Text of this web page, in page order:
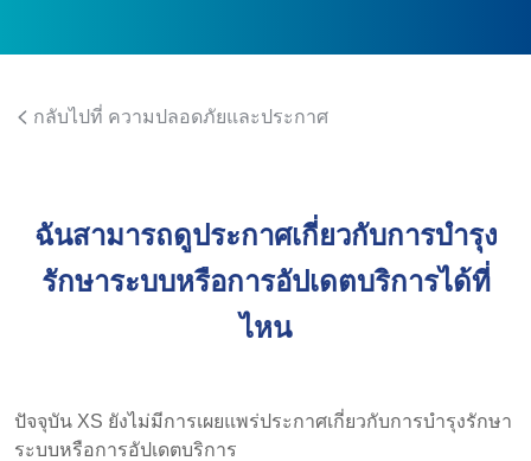
กลับไปที่ ความปลอดภัยและประกาศ
ฉันสามารถดูประกาศเกี่ยวกับการบำรุง
รักษาระบบหรือการอัปเดตบริการได้ที่
ไหน
ปัจจุบัน XS ยังไม่มีการเผยแพร่ประกาศเกี่ยวกับการบำรุงรักษา
ระบบหรือการอัปเดตบริการ